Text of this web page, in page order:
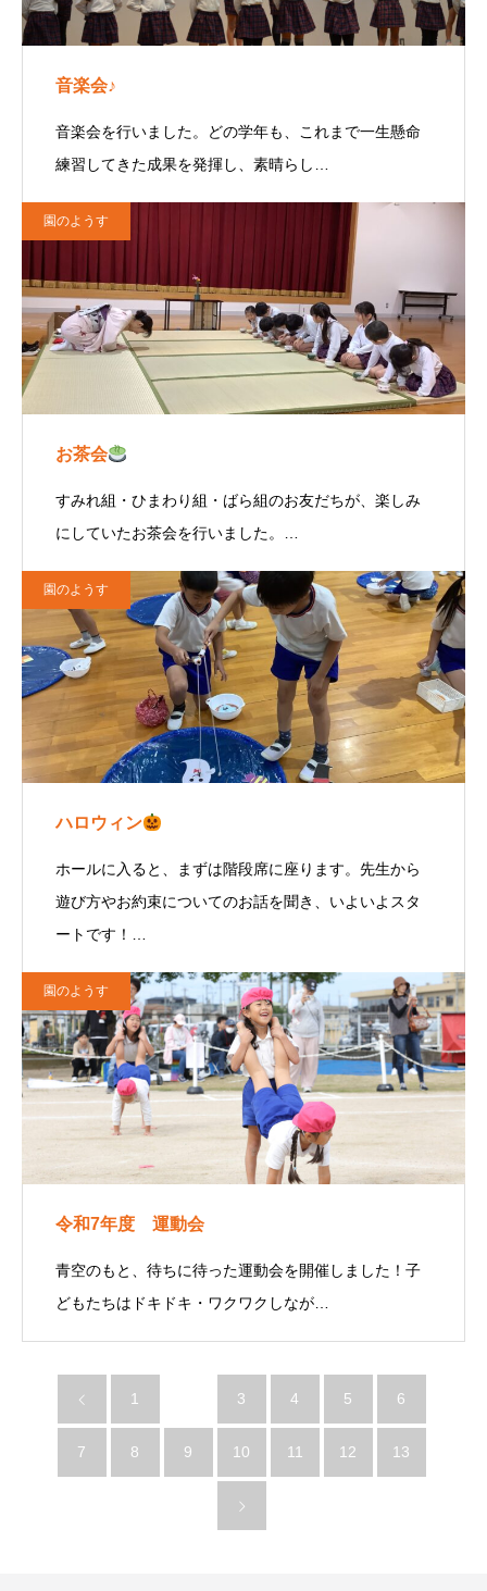
音楽会♪
音楽会を行いました。どの学年も、これまで一生懸命
練習してきた成果を発揮し、素晴らし…
園のようす
お茶会
すみれ組・ひまわり組・ばら組のお友だちが、楽しみ
にしていたお茶会を行いました。…
園のようす
ハロウィン
ホールに入ると、まずは階段席に座ります。先生から
遊び方やお約束についてのお話を聞き、いよいよスタ
ートです！…
園のようす
令和7年度 運動会
青空のもと、待ちに待った運動会を開催しました！子
どもたちはドキドキ・ワクワクしなが…
1 3 4 5 6
7 8 9 10 11 12 13